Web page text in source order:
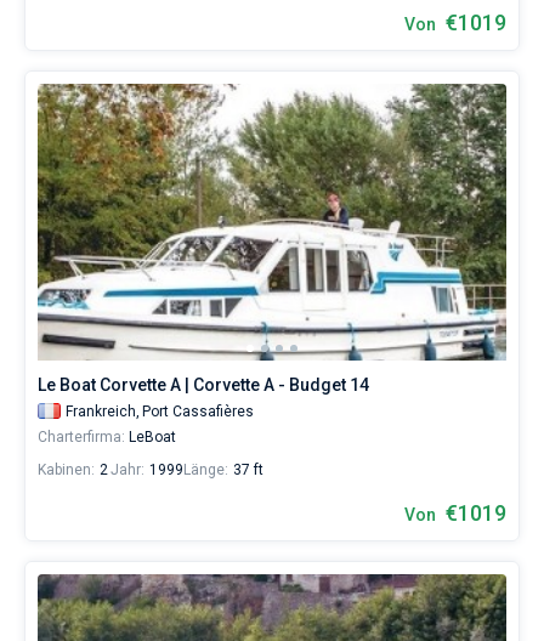
Von €1019
Le Boat Corvette A | Corvette A - Budget 14
Frankreich, Port Cassafières
Charterfirma: LeBoat
Kabinen: 2Jahr: 1999 Länge: 37 ft
Von €1019